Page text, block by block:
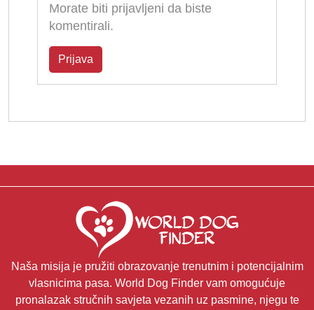
Morate biti prijavljeni da biste
komentirali.
Prijava
Naša misija je pružiti obrazovanje trenutnim i potencijalnim
vlasnicima pasa. World Dog Finder vam omogućuje
pronalazak stručnih savjeta vezanih uz pasmine, njegu te